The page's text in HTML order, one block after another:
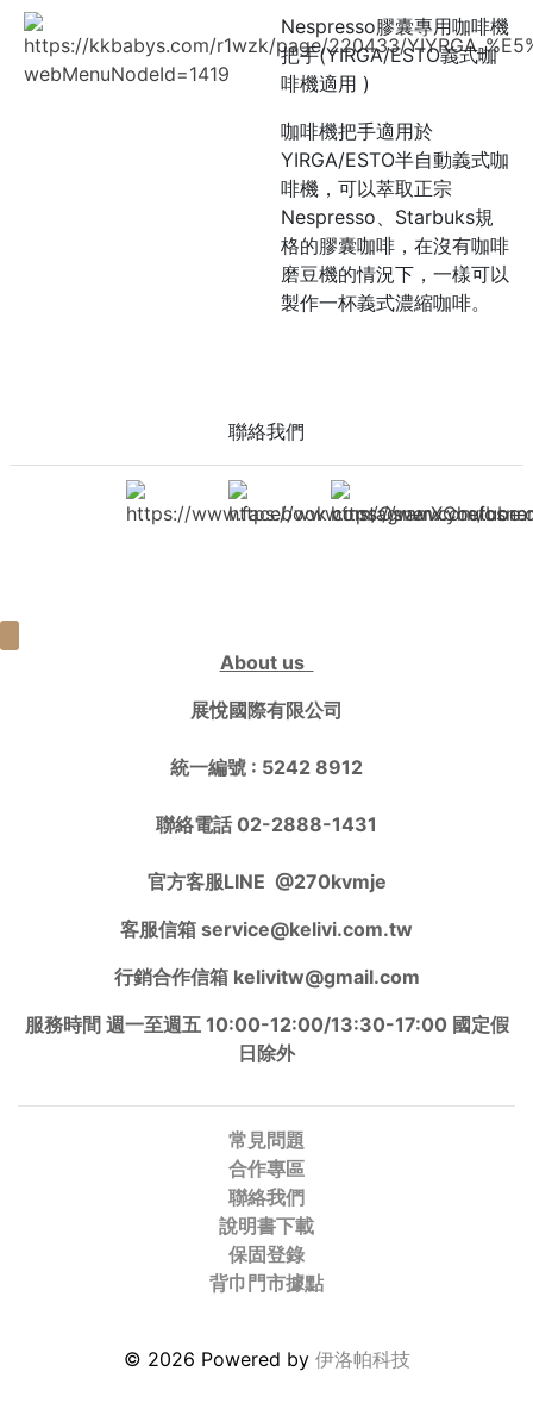
https://kkbabys.com/r1wzk/page/220433/
webMenuNodeId=1419
Nespresso膠囊專用咖啡機
把手(YIRGA/ESTO義式咖
啡機適用 )
咖啡機把手適用於
YIRGA/ESTO半自動義式咖
啡機，可以萃取正宗
Nespresso、Starbuks規
格的膠囊咖啡，在沒有咖啡
磨豆機的情況下，一樣可以
製作一杯義式濃縮咖啡。
聯絡我們
https://www.facebook.com/OsnerXChefborn
https://www.instagram.com/
https://
About us
展悅國際有限公司
統一編號 : 5242 8912
聯絡電話 02-2888-1431
官方客服LINE @270kvmje
客服信箱 service@kelivi.com.tw
行銷合作信箱 kelivitw@gmail.com
服務時間 週一至週五 10:00-12:00/13:30-17:00 國定假
日除外
常見問題
合作專區
聯絡我們
說明書下載
保固登錄
背巾門市據點
© 2026 Powered by 伊洛帕科技